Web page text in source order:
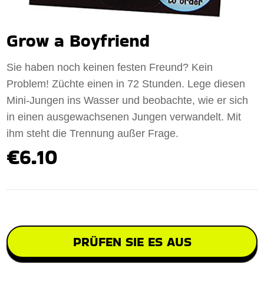
Grow a Boyfriend
Sie haben noch keinen festen Freund? Kein
Problem! Züchte einen in 72 Stunden. Lege diesen
Mini-Jungen ins Wasser und beobachte, wie er sich
in einen ausgewachsenen Jungen verwandelt. Mit
ihm steht die Trennung außer Frage.
€6.10
PRÜFEN SIE ES AUS